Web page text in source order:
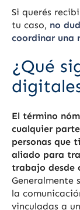
Si querés
tu caso, no
coordinar una
¿Qué
El término
cualquier
personas que
aliado para
trabajo desde
Generalmente
la
vinculadas a